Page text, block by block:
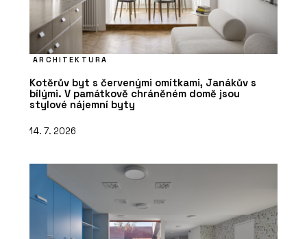
ARCHITEKTURA
Kotěrův byt s červenými omítkami, Janákův s
bílými. V památkově chráněném domě jsou
stylové nájemní byty
14. 7. 2026